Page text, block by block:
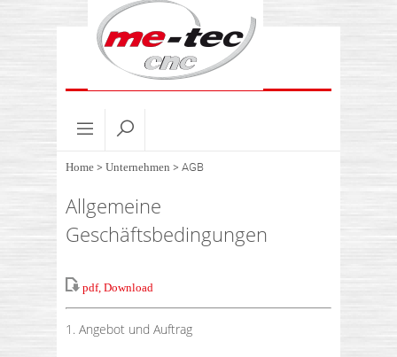
Home > Unternehmen > AGB
Allgemeine
Geschäftsbedingungen
pdf, Download
1. Angebot und Auftrag